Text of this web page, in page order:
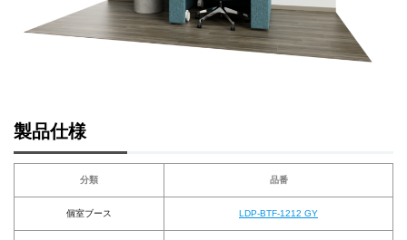
製品仕様
分類 品番
個室ブース LDP-BTF-1212 GY